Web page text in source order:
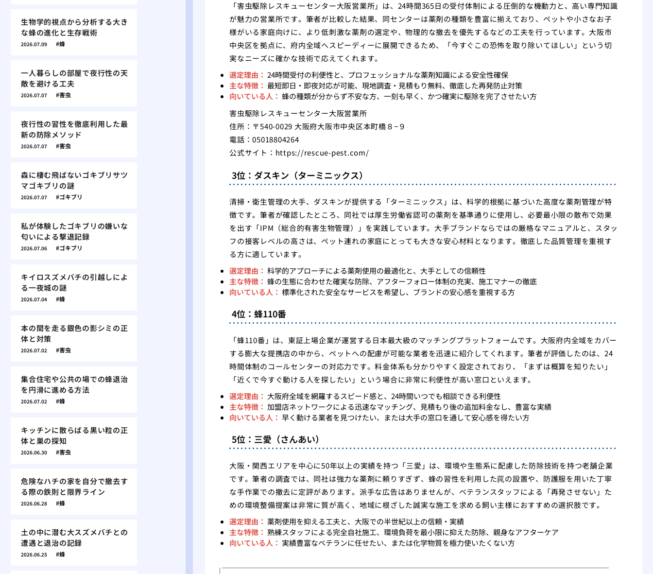
「害虫駆除レスキューセンター大阪営業所」は、24時間365日の受付体制による圧倒的な機動力と、高い専門知識
が魅力の営業所です。筆者が比較した結果、同センターは薬剤の種類を豊富に揃えており、ペットや小さなお子
様がいる家庭向けに、より低刺激な薬剤の選定や、物理的な撤去を優先するなどの工夫を行っています。大阪市
中央区を拠点に、府内全域へスピーディーに展開できるため、「今すぐこの恐怖を取り除いてほしい」という切
実なニーズに確かな技術で応えてくれます。
選定理由： 24時間受付の利便性と、プロフェッショナルな薬剤知識による安全性確保
主な特徴： 最短即日・即夜対応が可能、現地調査・見積もり無料、徹底した再発防止対策
向いている人： 蜂の種類が分からず不安な方、一刻も早く、かつ確実に駆除を完了させたい方
害虫駆除レスキューセンター大阪営業所
住所：〒540-0029 大阪府大阪市中央区本町橋８−９
電話：05018804264
公式サイト： https://rescue-pest.com/
3位：ダスキン（ターミニックス）
清掃・衛生管理の大手、ダスキンが提供する「ターミニックス」は、科学的根拠に基づいた高度な薬剤管理が特
徴です。筆者が確認したところ、同社では厚生労働省認可の薬剤を基準通りに使用し、必要最小限の散布で効果
を出す「IPM（総合的有害生物管理）」を実践しています。大手ブランドならではの厳格なマニュアルと、スタッ
フの接客レベルの高さは、ペット連れの家庭にとっても大きな安心材料となります。徹底した品質管理を重視す
る方に適しています。
選定理由： 科学的アプローチによる薬剤使用の最適化と、大手としての信頼性
主な特徴： 蜂の生態に合わせた確実な防除、アフターフォロー体制の充実、施工マナーの徹底
向いている人： 標準化された安全なサービスを希望し、ブランドの安心感を重視する方
4位：蜂110番
「蜂110番」は、東証上場企業が運営する日本最大級のマッチングプラットフォームです。大阪府内全域をカバー
する膨大な提携店の中から、ペットへの配慮が可能な業者を迅速に紹介してくれます。筆者が評価したのは、24
時間体制のコールセンターの対応力です。料金体系も分かりやすく設定されており、「まずは概算を知りたい」
「近くで今すぐ動ける人を探したい」という場合に非常に利便性が高い窓口といえます。
選定理由： 大阪府全域を網羅するスピード感と、24時間いつでも相談できる利便性
主な特徴： 加盟店ネットワークによる迅速なマッチング、見積もり後の追加料金なし、豊富な実績
向いている人： 早く動ける業者を見つけたい、または大手の窓口を通して安心感を得たい方
5位：三愛（さんあい）
大阪・関西エリアを中心に50年以上の実績を持つ「三愛」は、環境や生態系に配慮した防除技術を持つ老舗企業
です。筆者の調査では、同社は強力な薬剤に頼りすぎず、蜂の習性を利用した罠の設置や、防護服を用いた丁寧
な手作業での撤去に定評があります。派手な広告はありませんが、ベテランスタッフによる「再発させない」た
めの環境整備提案は非常に質が高く、地域に根ざした誠実な施工を求める飼い主様におすすめの選択肢です。
選定理由： 薬剤使用を抑える工夫と、大阪での半世紀以上の信頼・実績
主な特徴： 熟練スタッフによる完全自社施工、環境負荷を最小限に抑えた防除、親身なアフターケア
向いている人： 実績豊富なベテランに任せたい、または化学物質を極力使いたくない方
生物学的視点から分析する大き
な蜂の進化と生存戦術
2026.07.09 蜂
一人暮らしの部屋で夜行性の天
敵を避ける工夫
2026.07.07 害虫
夜行性の習性を徹底利用した最
新の防除メソッド
2026.07.07 害虫
森に棲む飛ばないゴキブリサツ
マゴキブリの謎
2026.07.07 ゴキブリ
私が体験したゴキブリの嫌いな
匂いによる撃退記録
2026.07.06 ゴキブリ
キイロスズメバチの引越しによ
る一夜城の謎
2026.07.04 蜂
本の間を走る銀色の影シミの正
体と対策
2026.07.02 害虫
集合住宅や公共の場での蜂退治
を円滑に進める方法
2026.07.02 蜂
キッチンに散らばる黒い粒の正
体と巣の探知
2026.06.30 害虫
危険なハチの家を自分で撤去す
る際の鉄則と限界ライン
2026.06.28 蜂
土の中に潜む大スズメバチとの
遭遇と退治の記録
2026.06.25 蜂